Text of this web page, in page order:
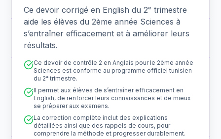
Ce devoir corrigé en English du 2ᵉ trimestre
aide les élèves du 2ème année Sciences à
s’entraîner efficacement et à améliorer leurs
résultats.
Ce devoir de contrôle 2 en Anglais pour le 2ème année
Sciences est conforme au programme officiel tunisien
du 2ᵉ trimestre.
Il permet aux élèves de s’entraîner efficacement en
English, de renforcer leurs connaissances et de mieux
se préparer aux examens.
La correction complète inclut des explications
détaillées ainsi que des rappels de cours, pour
comprendre la méthode et progresser durablement.